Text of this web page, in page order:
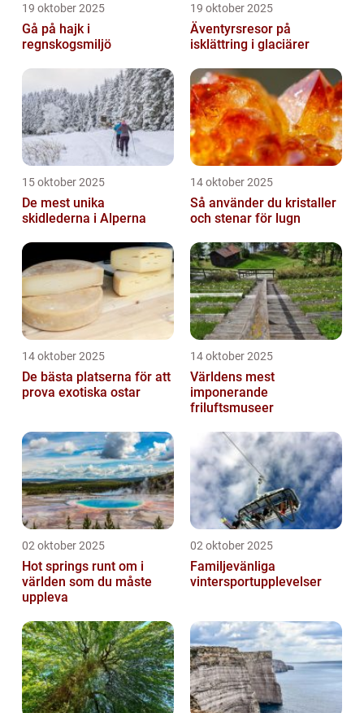
19 oktober 2025
Gå på hajk i
regnskogsmiljö
19 oktober 2025
Äventyrsresor på
isklättring i glaciärer
15 oktober 2025
De mest unika
skidlederna i Alperna
14 oktober 2025
Så använder du kristaller
och stenar för lugn
14 oktober 2025
De bästa platserna för att
prova exotiska ostar
14 oktober 2025
Världens mest
imponerande
friluftsmuseer
02 oktober 2025
Hot springs runt om i
världen som du måste
uppleva
02 oktober 2025
Familjevänliga
vintersportupplevelser